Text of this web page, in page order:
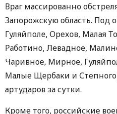
Враг массированно
Запорожскую область. Под
Гуляйполе, Орехов, Малая
Работино, Левадное,
Чаривное, Мирное,
Малые Щербаки и
артударов за сутки.
Кроме того, российские